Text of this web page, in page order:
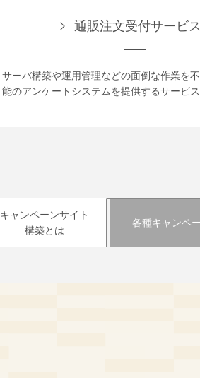
通販注文受付サービス
サーバ構築や運用管理などの面倒な作業を
能のアンケートシステムを提供するサービス
キャンペーンサイト
構築とは
各種キャンペ